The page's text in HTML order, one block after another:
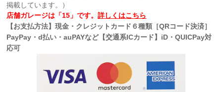
掲載しています。）
店舗ガレージは「15」です。詳しくはこちら
【お支払方法】現金・クレジットカード６種類［QRコード決済］
PayPay・d払い・auPAYなど【交通系ICカード】iD・QUICPay対
応可